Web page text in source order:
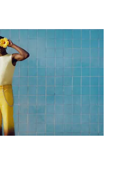
pingutust
. Ükskõik, kas sa otsid
, või otsustadMichael Kors,
võrreldes
– ainult brändid, mida sa
Hilfiger